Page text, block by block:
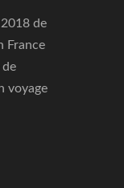
de
France
voyage